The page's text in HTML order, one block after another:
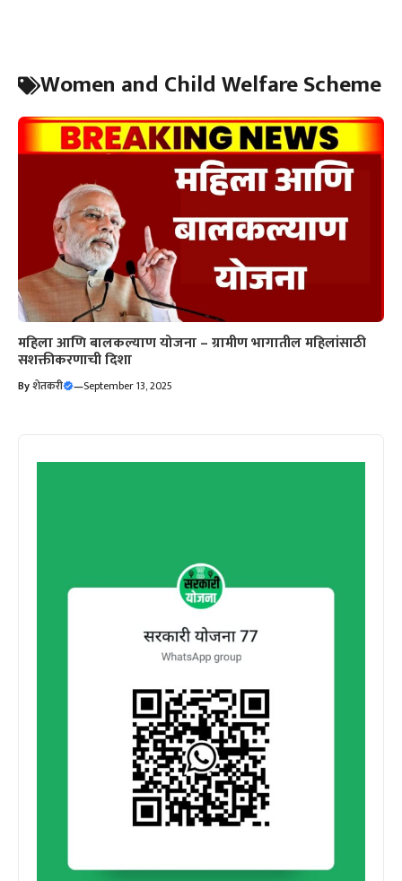
Women and Child Welfare Scheme
महिला आणि बालकल्याण योजना – ग्रामीण भागातील महिलांसाठी
सशक्तीकरणाची दिशा
Byशेतकरी —September 13, 2025